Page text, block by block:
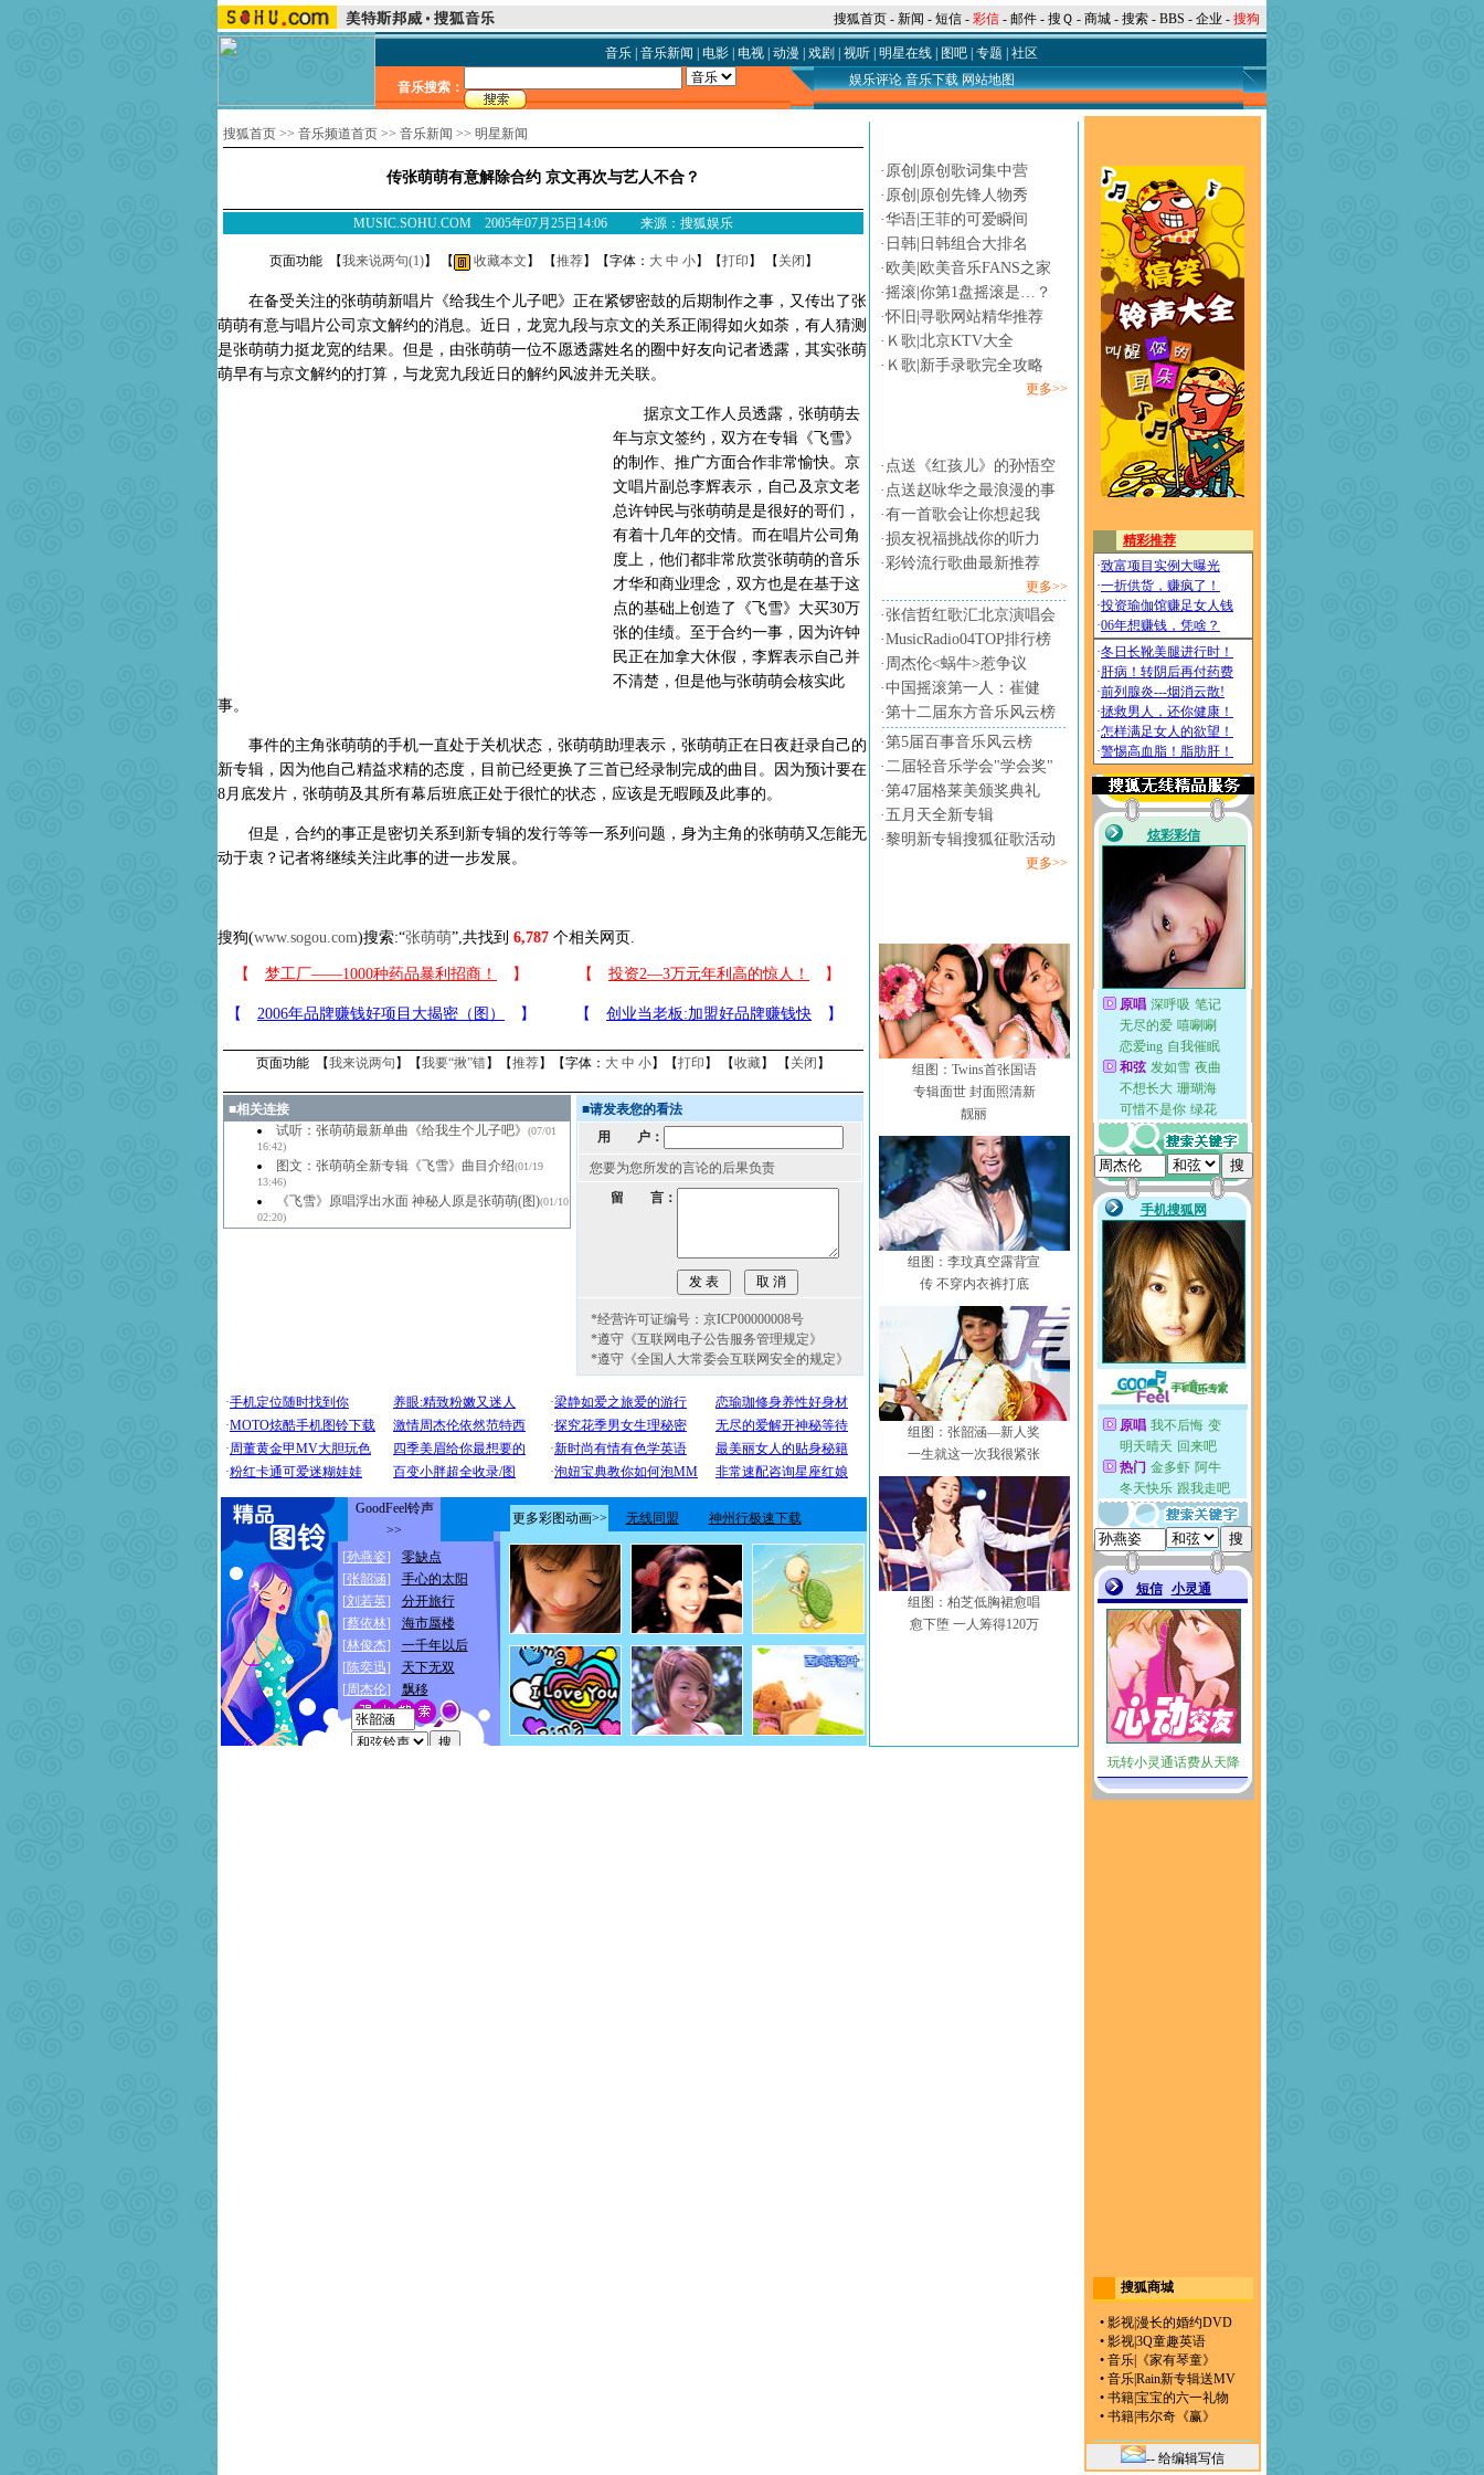
搜狐首页 - 新闻 - 短信 - 彩信 - 邮件 - 搜Ｑ - 商城 - 搜索 - BBS - 企业 - 搜狗
音乐| 音乐新闻 电影| 电视| 动漫 戏剧 视听| 明星在线| 图吧| 专题 社区
音乐搜索： 娱乐评论 音乐下载 网站地图
搜狐首页 >> 音乐频道首页 >> 音乐新闻 >> 明星新闻
传张萌萌有意解除合约 京文再次与艺人不合？
MUSIC.SOHU.COM 2005年07月25日14:06 来源：搜狐娱乐
页面功能 【我来说两句(1)】 【 收藏本文 】 【推荐】【字体： 大 中 小】【打印 】 【 关闭 】
在备受关注的张萌萌新唱片《给我生个儿子吧》正在紧锣密鼓的后期制作之事，又传出了张
萌萌有意与唱片公司京文解约的消息。近日，龙宽九段与京文的关系正闹得如火如荼，有人猜测
是张萌萌力挺龙宽的结果。但是，由张萌萌一位不愿透露姓名的圈中好友向记者透露，其实张萌
萌早有与京文解约的打算，与龙宽九段近日的解约风波并无关联。
据京文工作人员透露，张萌萌去
年与京文签约，双方在专辑《飞雪》
的制作、推广方面合作非常愉快。京
文唱片副总李辉表示，自己及京文老
总许钟民与张萌萌是是很好的哥们，
有着十几年的交情。而在唱片公司角
度上，他们都非常欣赏张萌萌的音乐
才华和商业理念，双方也是在基于这
点的基础上创造了《飞雪》大买30万
张的佳绩。至于合约一事，因为许钟
民正在加拿大休假，李辉表示自己并
不清楚，但是他与张萌萌会核实此
事。
事件的主角张萌萌的手机一直处于关机状态，张萌萌助理表示，张萌萌正在日夜赶录自己的
新专辑，因为他自己精益求精的态度，目前已经更换了三首已经录制完成的曲目。因为预计要在
8月底发片，张萌萌及其所有幕后班底正处于很忙的状态，应该是无暇顾及此事的。
但是，合约的事正是密切关系到新专辑的发行等等一系列问题，身为主角的张萌萌又怎能无
动于衷？记者将继续关注此事的进一步发展。
搜狗(www.sogou.com)搜索:“张萌萌”,共找到 6,787 个相关网页.
页面功能 【我来说两句 】【我要“揪”错】【推荐】【字体： 大 中 小】【打印 】 【收藏】 【 关闭 】
■相关连接
试听：张萌萌最新单曲《给我生个儿子吧》
(07/01
16:42)
图文：张萌萌全新专辑《飞雪》曲目介绍(01/19
13:46)
《飞雪》原唱浮出水面 神秘人原是张萌萌(图)(01/10
02:20)
■请发表您的看法
用 户：
您要为您所发的言论的后果负责
留 言：
*经营许可证编号：京ICP00000008号
*遵守《互联网电子公告服务管理规定》
*遵守《全国人大常委会互联网安全的规定》
· 原创|原创歌词集中营
· 原创|原创先锋人物秀
·华语|王菲的可爱瞬间
· 日韩|日韩组合大排名
· 欧美|欧美音乐FANS之家
·摇滚|你第1盘摇滚是…？
·怀旧|寻歌网站精华推荐
· Ｋ歌|北京KTV大全
· Ｋ歌|新手录歌完全攻略
更多>>
· 点送《红孩儿》的孙悟空
· 点送赵咏华之最浪漫的事
·有一首歌会让你想起我
·损友祝福挑战你的听力
·彩铃流行歌曲最新推荐
更多>>
·张信哲红歌汇北京演唱会
·MusicRadio04TOP排行榜
· 周杰伦<蜗牛>惹争议
·中国摇滚第一人：崔健
·第十二届东方音乐风云榜
·第5届百事音乐风云榜
·二届轻音乐学会"学会奖"
·第47届格莱美颁奖典礼
· 五月天全新专辑
·黎明新专辑搜狐征歌活动
更多>>
组图：Twins首张国语
专辑面世 封面照清新
靓丽
组图：李玟真空露背宣
传 不穿内衣裤打底
组图：张韶涵—新人奖
一生就这一次我很紧张
组图：柏芝低胸裙愈唱
愈下堕 一人筹得120万
搜狐商城
• 影视漫长的婚约DVD
• 影视3Q童趣英语
• 音乐
《家有琴童》
• 音乐Rain新专辑送MV
• 书籍宝宝的六一礼物
• 书籍韦尔奇《赢》
-- 给编辑写信